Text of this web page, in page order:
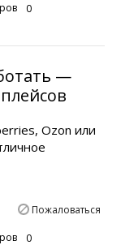
0
—
Ozon или
Пожаловаться
0